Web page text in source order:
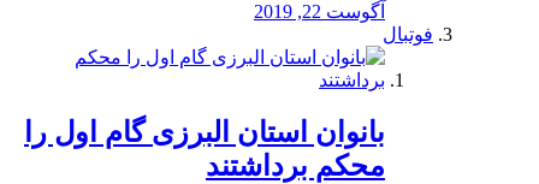
آگوست 22, 2019
فوتبال
بانوان استان البرزی گام اول را
محكم برداشتند